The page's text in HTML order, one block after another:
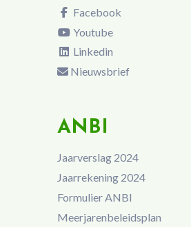
Facebook
Youtube
Linkedin
Nieuwsbrief
ANBI
Jaarverslag 2024
Jaarrekening 2024
Formulier ANBI
Meerjarenbeleidsplan